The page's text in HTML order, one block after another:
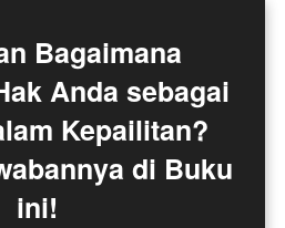
Bagaimana
Anda sebagai
Kepailitan?
di Buku
ini!